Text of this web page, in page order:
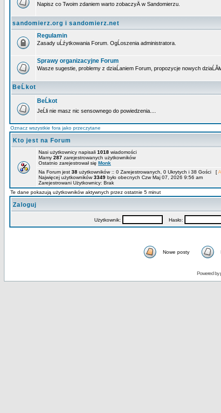
Napisz co Twoim zdaniem warto zobaczyÄ w Sandomierzu.
sandomierz.org i sandomierz.net
Regulamin
Zasady uĹźytkowania Forum. OgĹoszenia administratora.
Sprawy organizacyjne Forum
Wasze sugestie, problemy z dziaĹaniem Forum, propozycje nowych
BeĹkot
BeĹkot
JeĹli nie masz nic sensownego do powiedzenia....
Oznacz wszystkie fora jako przeczytane
Kto jest na Forum
Nasi użytkownicy napisali 1018 wiadomości
Mamy 287 zarejestrowanych użytkowników
Ostatnio zarejestrował się Monk
Na Forum jest 38 użytkowników :: 0 Zarejestrowanych, 0 Ukrytych i 38 Gości [
Najwięcej użytkowników3349 było obecnych Czw Maj 07, 2026 9:56 am
Zarejestrowani Użytkownicy: Brak
Te dane pokazują użytkowników aktywnych przez ostatnie 5 minut
Zaloguj
Użytkownik: Hasło:
Nowe posty
Powered by